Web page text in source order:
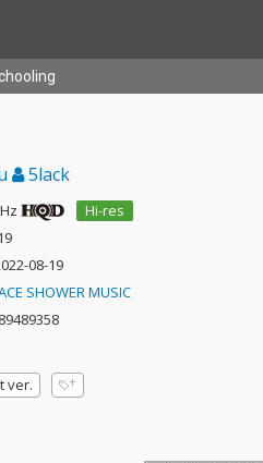
5lack
Hi-res
08-19
SHOWER MUSIC
ver.